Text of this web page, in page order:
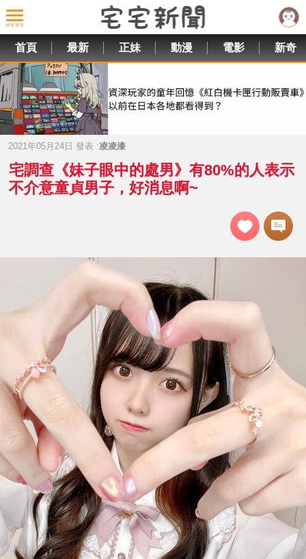
首頁 最新 正妹 動漫 電影 新奇
2021年05月24日 發表 :凌凌漆
宅調查《妹子眼中的處男》有80%的人表示
不介意童貞男子，好消息啊~